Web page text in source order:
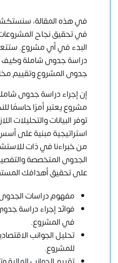
في هذه المقالة،
في تحقيق نجاح
البدء في أي مشروع.
دراسة جدوى شاملة
جدوى المشروع وتقييم
إن إجراء دراسة جدوى
مشروع يعتبر أمرًا حاسمًا
توفر البيانات والتحليلات
استراتيجية مبنية على
من خبراءنا في ذات
الجدوى المتخصصة
على تحقيق أهدافك
مفهوم دراسات
فوائد إجراء دراسة
في المشروع.
تحليل الجوانب
للمشروع.